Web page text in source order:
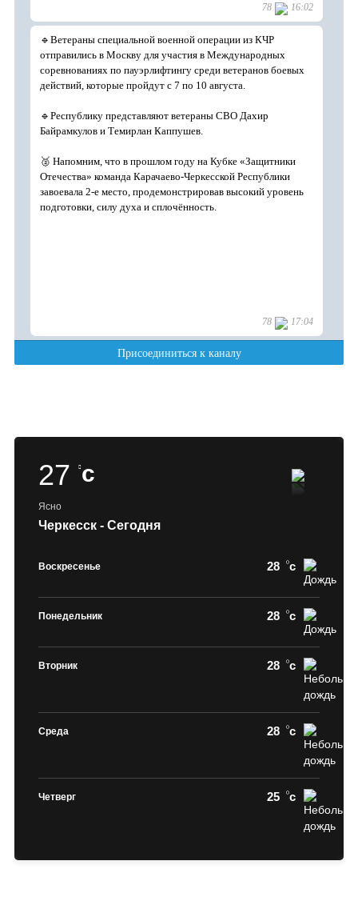
27 c
Ясно
Черкесск - Сегодня
Воскресенье 28 c
Понедельник 28 c
Вторник 28 c
Среда 28 c
Четверг 25 c